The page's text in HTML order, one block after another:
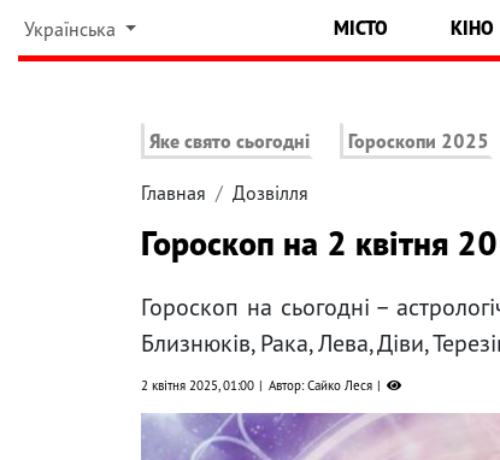
Українська МІСТО КІНО
Яке свято сьогодні Гороскопи 2025
Главная Дозвілля
Гороскоп на 2 квітня
Гороскоп на сьогодні –
Близнюків, Рака, Лева, Діви,
2 квітня 2025, 01:00 Автор: Сайко Леся